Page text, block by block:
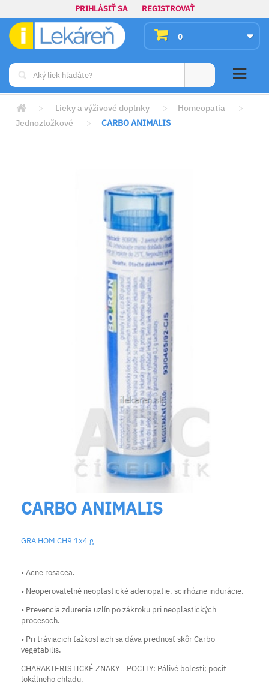
PRIHLÁSIŤ SA REGISTROVAŤ
0
> Lieky a výživové doplnky > Homeopatia
>
Jednozložkové
> CARBO ANIMALIS
CARBO ANIMALIS
GRA HOM CH9 1x4 g
• Acne rosacea.
• Neoperovateľné neoplastické adenopatie, scirhózne indurácie.
• Prevencia zdurenia uzlín po zákroku pri neoplastických
procesoch.
• Pri tráviacich ťažkostiach sa dáva prednosť skôr Carbo
vegetabilis.
CHARAKTERISTICKÉ ZNAKY - POCITY: Pálivé bolesti; pocit
lokálneho chladu.